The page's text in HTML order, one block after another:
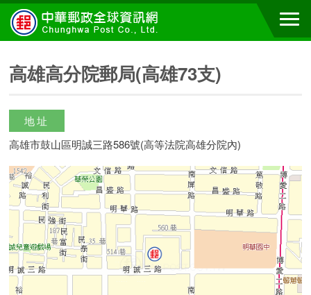
高雄高分院郵局(高雄73支)
地址
高雄市鼓山區明誠三路586號(高等法院高雄分院內)